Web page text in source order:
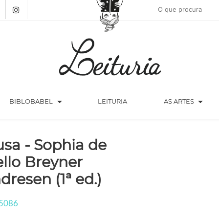
BIBLOBABEL arrow_drop_down LEITURIA AS ARTES arrow_drop_down
- Sophia de
Breyner
(1ª ed.)